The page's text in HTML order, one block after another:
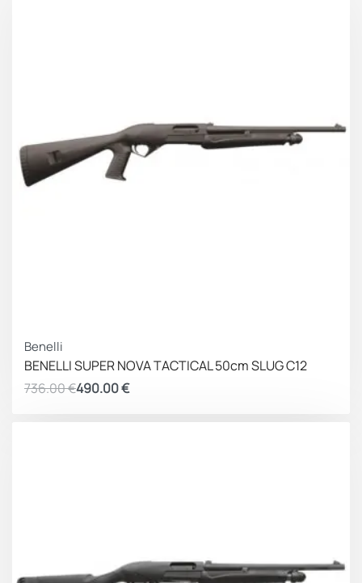
Benelli
BENELLI SUPER NOVA TACTICAL 50cm SLUG C12
736.00€490.00€